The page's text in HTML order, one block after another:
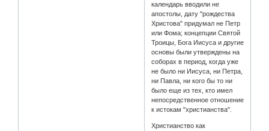
календарь вводили не
апостолы, дату "рождества
Христова" придумал не Петр
или Фома; концепции Святой
Троицы, Бога Иисуса и другие
основы были утверждены на
соборах в период, когда уже
не было ни Иисуса, ни Петра,
ни Павла, ни кого бы то ни
было еще из тех, кто имел
непосредственное отношение
к истокам "христианства".
Христианство как